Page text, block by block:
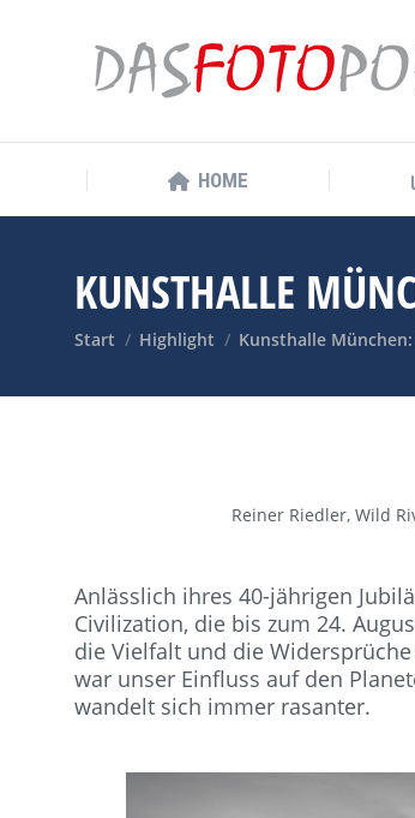
HOME
KUNSTHALLE
Sie befinden sich hier:
Start Highlight Kunsthalle
Reiner Riedler, Wild
Anlässlich ihres 40-jährigen
Civilization, die bis zum 24.
die Vielfalt und die
war unser Einfluss auf den
wandelt sich immer rasanter.
HOME